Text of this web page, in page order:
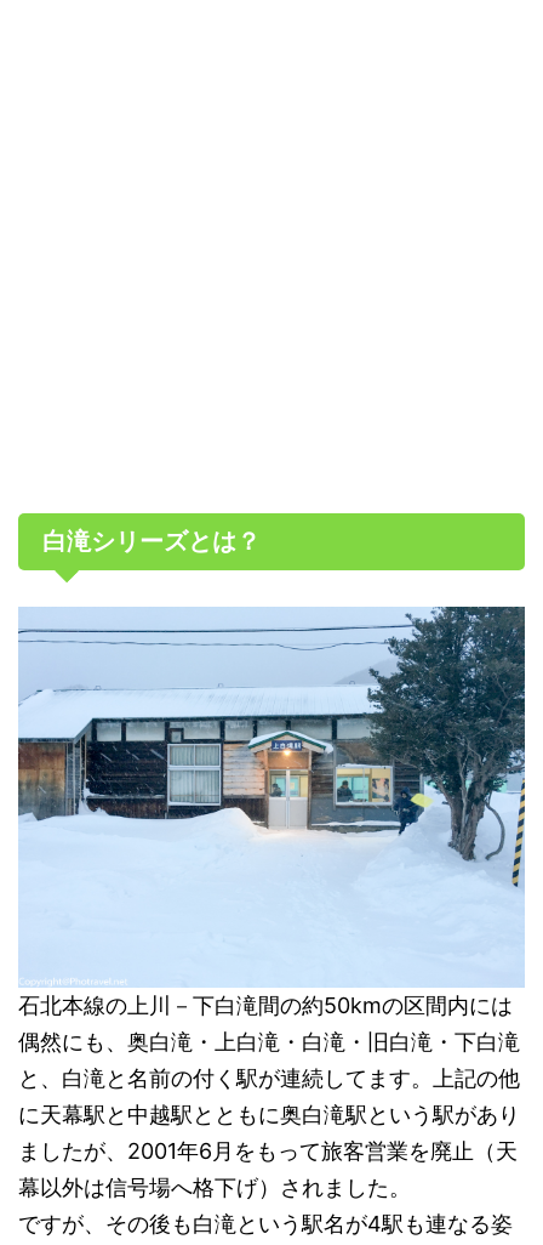
白滝シリーズとは？
石北本線の上川－下白滝間の約50kmの区間内には
偶然にも、奥白滝・上白滝・白滝・旧白滝・下白滝
と、白滝と名前の付く駅が連続してます。上記の他
に天幕駅と中越駅とともに奥白滝駅という駅があり
ましたが、2001年6月をもって旅客営業を廃止（天
幕以外は信号場へ格下げ）されました。
ですが、その後も白滝という駅名が4駅も連なる姿